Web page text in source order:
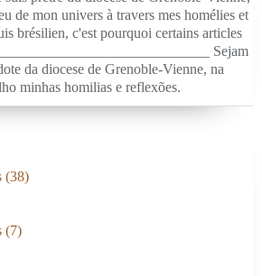
de mon univers à travers mes homélies et
brésilien, c'est pourquoi certains articles
Sejam
da diocese de Grenoble-Vienne, na
minhas homilias e reflexões.
(38)
(7)